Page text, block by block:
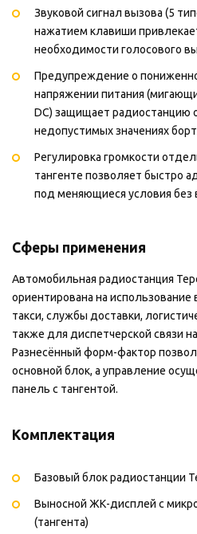
Звуковой сигнал вызова (5
нажатием клавиши
необходимости голосового
Предупреждение о
напряжении питания
DC) защищает радиостанцию
недопустимых значениях
Регулировка громкости
тангенте позволяет быстро
под меняющиеся условия без
Сферы применения
Автомобильная радиостанция
ориентирована на использование
такси, службы доставки,
также для диспетчерской связи
Разнесённый форм-фактор
основной блок, а управление
панель с тангентой.
Комплектация
Базовый блок радиостанции
Выносной ЖК-дисплей с
(тангента)